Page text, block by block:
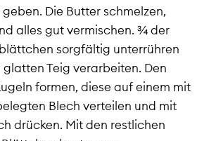
geben. Die Butter schmelzen,
alles gut vermischen. ¾ der
sorgfältig unterrühren
glatten Teig verarbeiten. Den
formen, diese auf einem mit
Blech verteilen und mit
drücken. Mit den restlichen